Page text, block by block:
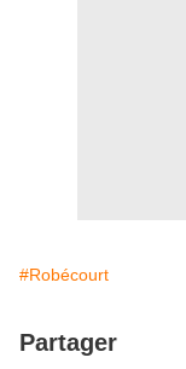
#Robécourt
Partager